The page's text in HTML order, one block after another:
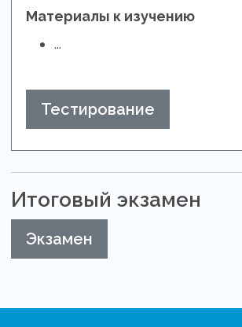
Материалы к изучению
...
Тестирование
Итоговый экзамен
Экзамен